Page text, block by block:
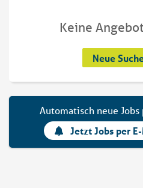
Keine
Neue
Automatisch neue
Jetzt Jobs per